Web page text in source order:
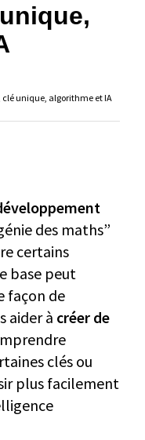
unique, algorithme et IA
des maths”
certains
base peut
façon de
aider à créer de
clés ou
plus facilement